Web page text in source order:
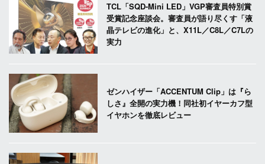
TCL「SQD-Mini LED」VGP審査員特別賞
受賞記念座談会。審査員が語り尽くす「液
晶テレビの進化」と、X11L／C8L／C7Lの
実力
ゼンハイザー「ACCENTUM Clip」は『ら
しさ』全開の実力機！同社初イヤーカフ型
イヤホンを徹底レビュー